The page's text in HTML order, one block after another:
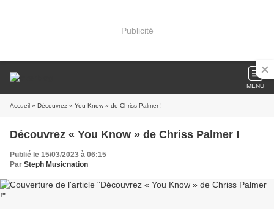
Publicité
MENU
Accueil » Découvrez « You Know » de Chriss Palmer !
Découvrez « You Know » de Chriss Palmer !
Publié le 15/03/2023 à 06:15
Par Steph Musicnation